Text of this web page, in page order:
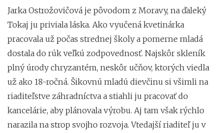
Jarka Ostrožovičová je pôvodom z Moravy, na ďaleký
Tokaj ju priviala láska. Ako vyučená kvetinárka
pracovala už počas strednej školy a pomerne mladá
dostala do rúk veľkú zodpovednosť. Najskôr skleník
plný úrody chryzantém, neskôr učňov, ktorých viedla
už ako 18-ročná. Šikovnú mladú dievčinu si všimli na
riaditeľstve záhradníctva a stiahli ju pracovať do
kancelárie, aby plánovala výrobu. Aj tam však rýchlo
narazila na strop svojho rozvoja. Vtedajší riaditeľ ju v